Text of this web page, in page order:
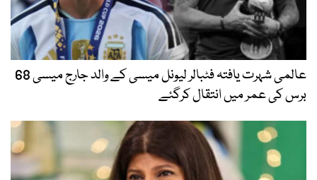
عالمی شہرت یافتہ فٹبالر لیونل میسی کے والد جارج میسی 68
برس کی عمر میں انتقال کرگئے